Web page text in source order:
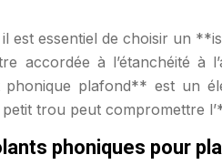
est essentiel de choisir un
accordée à l’étanchéité à
phonique plafond** est
trou peut compromettre
phoniques pour